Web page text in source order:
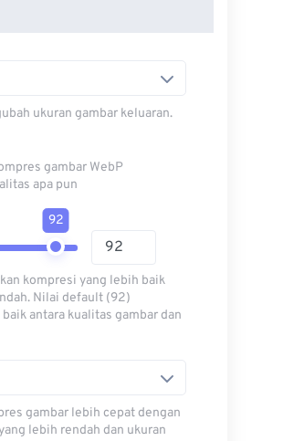
ukuran gambar keluaran.
gambar WebP
apa pun
92
kompresi yang lebih baik
Nilai default (92)
antara kualitas gambar dan
gambar lebih cepat dengan
lebih rendah dan ukuran